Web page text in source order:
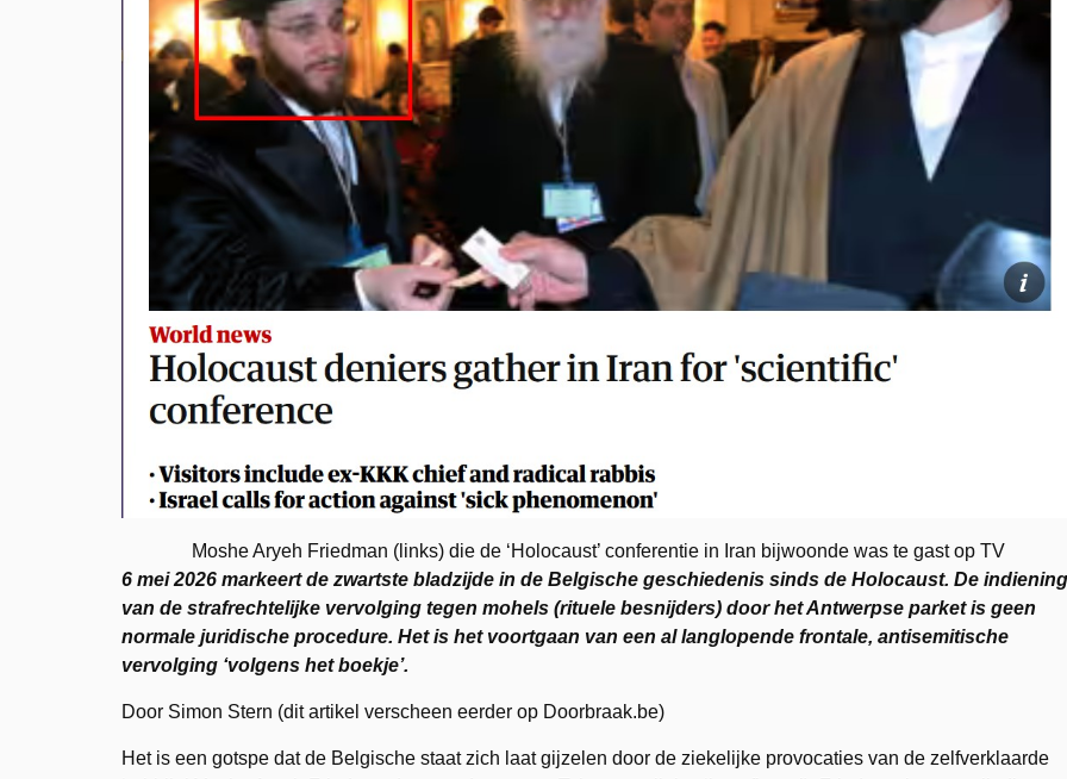
Moshe Aryeh Friedman (links) die de ‘Holocaust’ conferentie in Iran bijwoonde was te gast op TV
6 mei 2026 markeert de zwartste bladzijde in de Belgische geschiedenis sinds de Holocaust. De indiening
van de strafrechtelijke vervolging tegen mohels (rituele besnijders) door het Antwerpse parket is geen
normale juridische procedure. Het is het voortgaan van een al langlopende frontale, antisemitische
vervolging ‘volgens het boekje’.
Door Simon Stern (dit artikel verscheen eerder op Doorbraak.be)
Het is een gotspe dat de Belgische staat zich laat gijzelen door de ziekelijke provocaties van de zelfverklaarde